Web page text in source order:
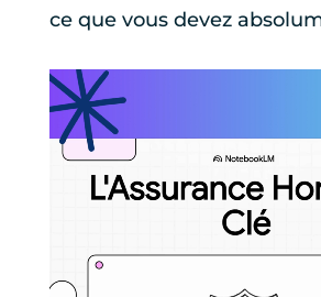
ce que vous devez